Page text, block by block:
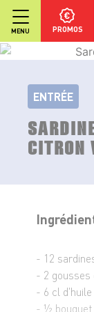
MENU PROMOS
ENTRÉE
CITRON
- 12
- 2 gousses
- 6 cl d'huile
- ½